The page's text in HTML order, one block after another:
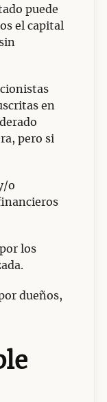
puede
el capital
en
pero si
o
los
dueños,